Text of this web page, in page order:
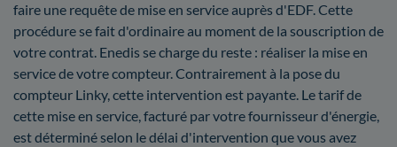
faire une requête de mise en service auprès d'EDF. Cette
procédure se fait d'ordinaire au moment de la souscription de
votre contrat. Enedis se charge du reste : réaliser la mise en
service de votre compteur. Contrairement à la pose du
compteur Linky, cette intervention est payante. Le tarif de
cette mise en service, facturé par votre fournisseur d'énergie,
est déterminé selon le délai d'intervention que vous avez